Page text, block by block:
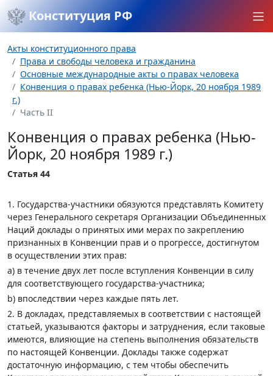
Конституция РФ
Акты конституционного права
Права и свободы человека и гражданина
Основные международные акты о правах человека
Конвенция о правах ребенка (Нью-Йорк, 20 ноября 1989
г.)
Часть II
Конвенция о правах ребенка (Нью-
Йорк, 20 ноября 1989 г.)
Статья 44
1. Государства-участники обязуются представлять Комитету
через Генерального секретаря Организации Объединенных
Наций доклады о принятых ими мерах по закреплению
признанных в Конвенции прав и о прогрессе, достигнутом
в осуществлении этих прав:
a) в течение двух лет после вступления Конвенции в силу
для соответствующего государства-участника;
b) впоследствии через каждые пять лет.
2. В докладах, представляемых в соответствии с настоящей
статьей, указываются факторы и затруднения, если таковые
имеются, влияющие на степень выполнения обязательств
по настоящей Конвенции. Доклады также содержат
достаточную информацию, с тем чтобы обеспечить